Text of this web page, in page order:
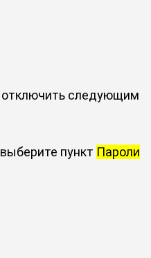
отключить следующим
пункт Пароли